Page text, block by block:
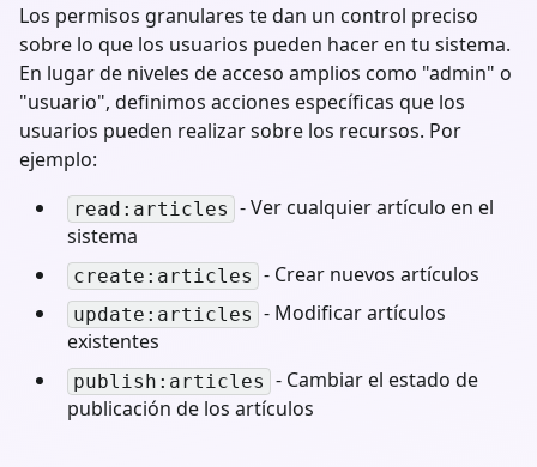
Los permisos granulares te dan un control preciso
sobre lo que los usuarios pueden hacer en tu sistema.
En lugar de niveles de acceso amplios como "admin" o
"usuario", definimos acciones específicas que los
usuarios pueden realizar sobre los recursos. Por
ejemplo:
read:articles - Ver cualquier artículo en el
sistema
create:articles - Crear nuevos artículos
update:articles - Modificar artículos
existentes
publish:articles - Cambiar el estado de
publicación de los artículos